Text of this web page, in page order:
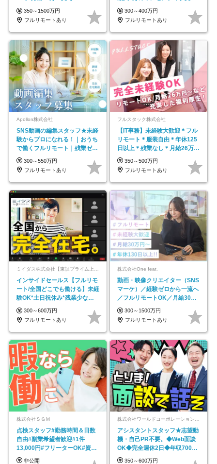
350～1500万円
フルリモートあり
平均年齢33歳
300～400万円
フルリモートあり
Apollon株式会社
SNS動画の編集スタッフ★未経
験からプロになれる！｜おうち
で働くフルリモート｜残業ゼロ
で18時退勤◎
300～550万円
フルリモートあり
フルスタック株式会社
【IT事務】未経験大歓迎＊フル
リモート＊服装自由＊年休125
日以上＊残業なし＊月給26万円
以上
350～500万円
フルリモートあり
ミイダス株式会社【東証プライム上場パーソルグループ】
インサイドセールス【フルリモ
ート/全国どこでも働ける】未経
験OK*土日祝休み*残業少なめ*
在宅勤務手当あり
300～600万円
フルリモートあり
株式会社One feat.
動画・映像クリエイター（SNS
マーケ）／経験ゼロから一流へ
／フルリモートOK／月給30万
円～／年休130日以上
300～1500万円
フルリモートあり
株式会社ＳＧＭ
点検スタッフ#勤務時間＆日数
自由#副業希望者歓迎#1件
13,000円#フリーターOK#資格
スキル不要
非公開
アシスタントスタッフ★志望動
機・自己PR不要。◆Web面談
OK◆完全週休2日◆年収700万
円可/p13
350～600万円